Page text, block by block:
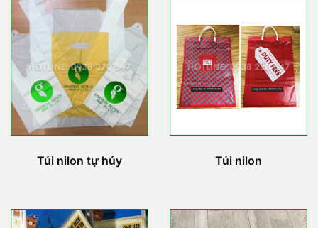
Túi nilon tự hủy Túi nilon